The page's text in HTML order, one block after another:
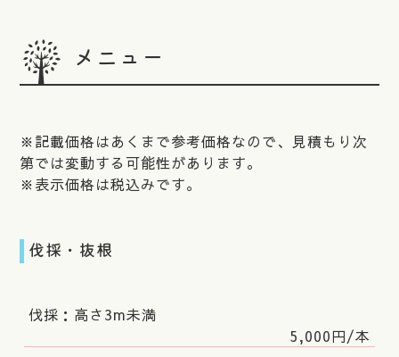
メニュー
※記載価格はあくまで参考価格なので、見積もり次
第では変動する可能性があります。
※表示価格は税込みです。
伐採・抜根
伐採：高さ3m未満
5,000円/本